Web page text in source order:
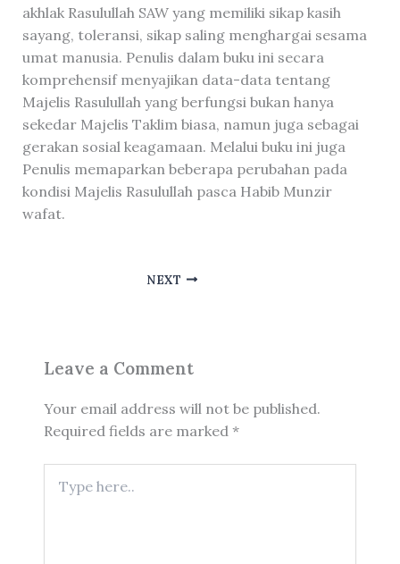
akhlak Rasulullah SAW yang memiliki sikap kasih
sayang, toleransi, sikap saling menghargai sesama
umat manusia. Penulis dalam buku ini secara
komprehensif menyajikan data-data tentang
Majelis Rasulullah yang berfungsi bukan hanya
sekedar Majelis Taklim biasa, namun juga sebagai
gerakan sosial keagamaan. Melalui buku ini juga
Penulis memaparkan beberapa perubahan pada
kondisi Majelis Rasulullah pasca Habib Munzir
wafat.
NEXT
Leave a Comment
Your email address will not be published.
Required fields are marked *
here..